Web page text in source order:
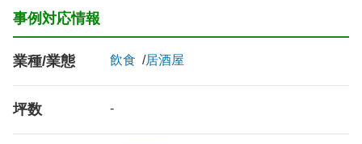
事例対応情報
業種/業態 飲食 居酒屋
坪数 -